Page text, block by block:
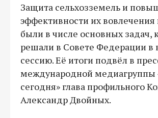
Защита сельхозземель и
эффективности их вовлечения
были в числе основных задач,
решали в Совете Федерации
сессию. Её итоги подвёл в
международной медиагруппы
сегодня» глава профильного
Александр Двойных.